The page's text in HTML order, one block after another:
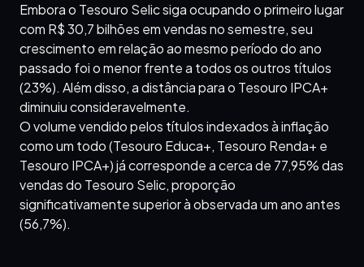
Embora o Tesouro Selic siga ocupando o primeiro lugar
com R$ 30,7 bilhões em vendas no semestre, seu
crescimento em relação ao mesmo período do ano
passado foi o menor frente a todos os outros títulos
(23%). Além disso, a distância para o Tesouro IPCA+
diminuiu consideravelmente.
O volume vendido pelos títulos indexados à inflação
como um todo (Tesouro Educa+, Tesouro Renda+ e
Tesouro IPCA+) já corresponde a cerca de 77,95% das
vendas do Tesouro Selic, proporção
significativamente superior à observada um ano antes
(56,7%).